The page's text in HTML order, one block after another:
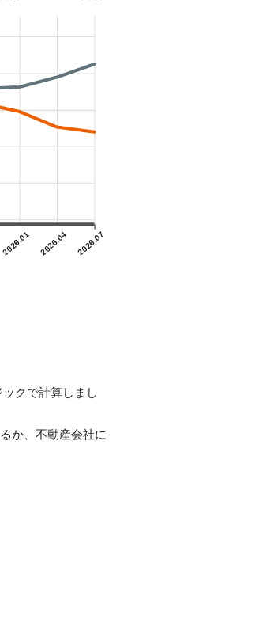
2026.01 2026.04 2026.07
クで計算しまし
か、不動産会社に